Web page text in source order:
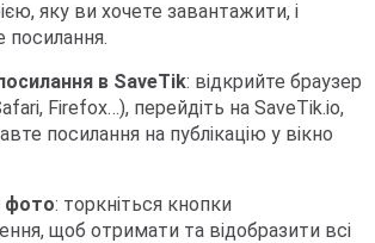
яку ви хочете завантажити, і
посилання.
в SaveTik: відкрийте браузер
Firefox…), перейдіть на SaveTik.io,
посилання на публікацію у вікно
фото: торкніться кнопки
щоб отримати та відобразити всі